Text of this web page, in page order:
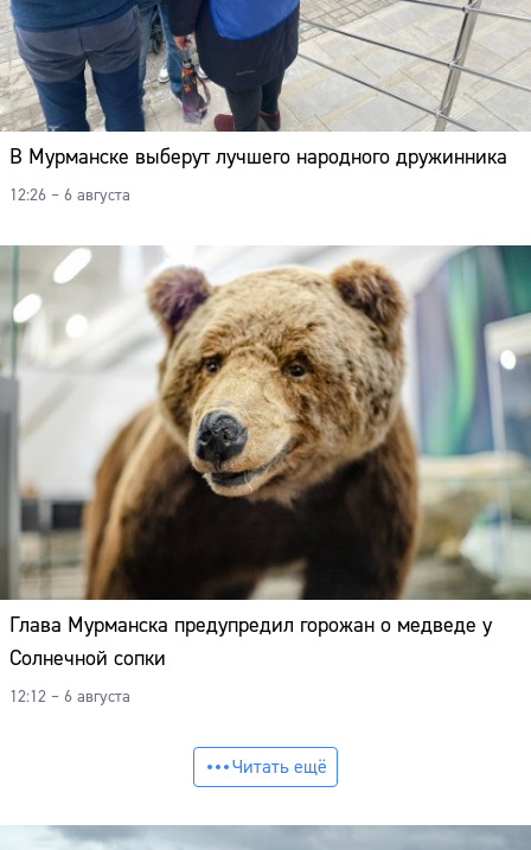
В Мурманске выберут лучшего народного дружинника
12:26 – 6 августа
Глава Мурманска предупредил горожан о медведе у
Солнечной сопки
12:12 – 6 августа
Читать ещё